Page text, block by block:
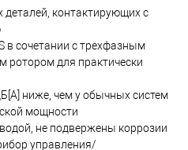
деталей, контактирующих с
в сочетании с трехфазным
ротором для практически
ниже, чем у обычных систем
мощности
не подвержены коррозии
управления/